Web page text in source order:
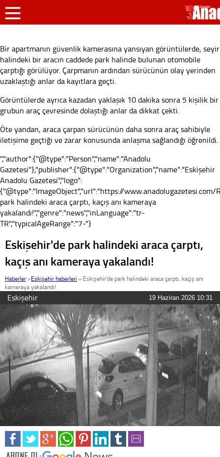
Bir apartmanın güvenlik kamerasına yansıyan görüntülerde, seyir
halindeki bir aracın caddede park halinde bulunan otomobile
çarptığı görülüyor. Çarpmanın ardından sürücünün olay yerinden
uzaklaştığı anlar da kayıtlara geçti.
Görüntülerde ayrıca kazadan yaklaşık 10 dakika sonra 5 kişilik bir
grubun araç çevresinde dolaştığı anlar da dikkat çekti.
Öte yandan, araca çarpan sürücünün daha sonra araç sahibiyle
iletişime geçtiği ve zarar konusunda anlaşma sağlandığı öğrenildi.
","author":{"@type":"Person","name":"Anadolu
Gazetesi"},"publisher":{"@type":"Organization","name":"Eskişehir
Anadolu Gazetesi","logo":
{"@type":"ImageObject","url":"https://
park halindeki araca çarptı, kaçış anı kameraya
yakalandı!","genre":"news","inLanguage":"tr-
TR","typicalAgeRange":"7-"}
Eskişehir'de park halindeki araca çarptı,
kaçış anı kameraya yakalandı!
Haberler >Eskişehir haberleri » Eskişehir'de park halindeki araca çarptı, kaçış anı
kameraya yakalandı!
Eskişehir 19 Haziran 2026 10:31